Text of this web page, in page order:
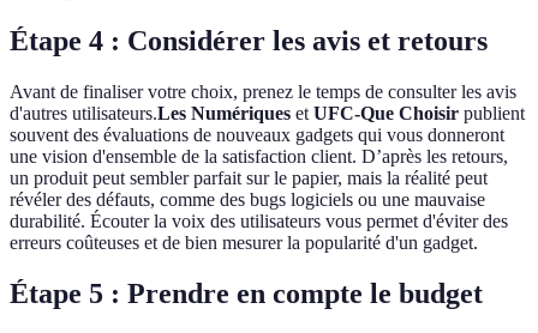
Étape 4 : Considérer les avis et retours
Avant de finaliser votre choix, prenez le temps de consulter les avis
d'autres utilisateurs.Les Numériques et UFC-Que Choisir publient
souvent des évaluations de nouveaux gadgets qui vous donneront
une vision d'ensemble de la satisfaction client. D’après les retours,
un produit peut sembler parfait sur le papier, mais la réalité peut
révéler des défauts, comme des bugs logiciels ou une mauvaise
durabilité. Écouter la voix des utilisateurs vous permet d'éviter des
erreurs coûteuses et de bien mesurer la popularité d'un gadget.
Étape 5 : Prendre en compte le budget